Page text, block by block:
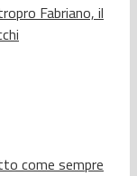
Fabriano, il
come sempre